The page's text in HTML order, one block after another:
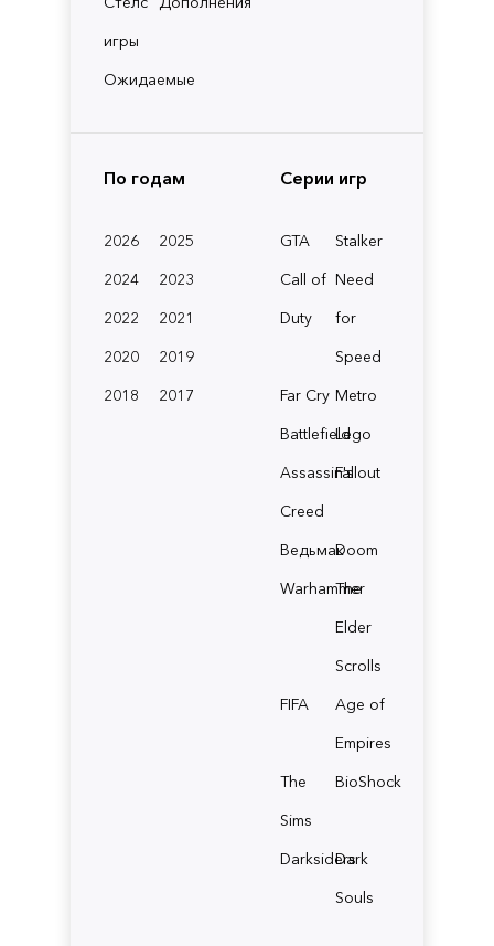
игры
Ожидаемые
По годам
2026
2025
2024
2023
2022
2021
2020
2019
2018
2017
Серии игр
GTA
Stalker
Call of
Duty
Need
for
Speed
Far Cry Metro
BattlefieldLego
Assassin's
Creed
Fallout
ВедьмакDoom
Warhammer
The
Elder
Scrolls
FIFA
Age of
Empires
The
Sims
BioShock
Darksiders
Dark
Souls